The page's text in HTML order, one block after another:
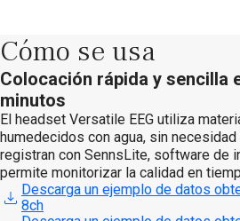
Cómo se usa
Colocación rápida y sencilla
minutos
El headset Versatile EEG utiliza
humedecidos con agua, sin
registran con SennsLite, software de
permite monitorizar la calidad en
Descarga un ejemplo de datos
8ch